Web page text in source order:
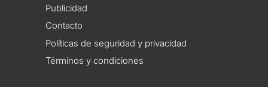
Publicidad
Contacto
Políticas de seguridad y privacidad
Términos y condiciones